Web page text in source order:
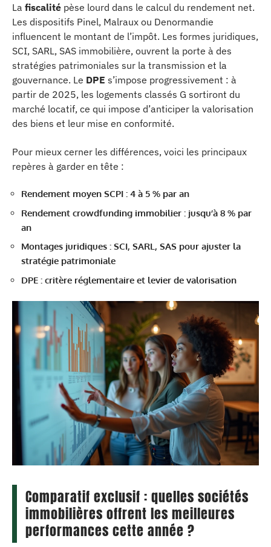
La fiscalité pèse lourd dans le calcul du rendement net.
Les dispositifs Pinel, Malraux ou Denormandie
influencent le montant de l’impôt. Les formes juridiques,
SCI, SARL, SAS immobilière, ouvrent la porte à des
stratégies patrimoniales sur la transmission et la
gouvernance. Le DPE s’impose progressivement : à
partir de 2025, les logements classés G sortiront du
marché locatif, ce qui impose d’anticiper la valorisation
des biens et leur mise en conformité.
Pour mieux cerner les différences, voici les principaux
repères à garder en tête :
Rendement moyen SCPI : 4 à 5 % par an
Rendement crowdfunding immobilier : jusqu’à 8 % par
an
Montages juridiques : SCI, SARL, SAS pour ajuster la
stratégie patrimoniale
DPE : critère réglementaire et levier de valorisation
Comparatif exclusif : quelles sociétés
immobilières offrent les meilleures
performances cette année ?